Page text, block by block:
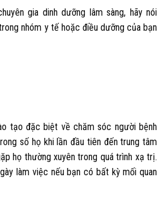
gia dinh dưỡng lâm sàng, hãy nói
nhóm y tế hoặc điều dưỡng của bạn
tạo đặc biệt về chăm sóc người bệnh
số họ khi lần đầu tiên đến trung tâm
họ thường xuyên trong quá trình xạ trị.
làm việc nếu bạn có bất kỳ mối quan